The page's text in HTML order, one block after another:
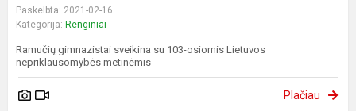
Paskelbta: 2021-02-16
Kategorija: Renginiai
Ramučių gimnazistai sveikina su 103-osiomis Lietuvos
nepriklausomybės metinėmis
Plačiau